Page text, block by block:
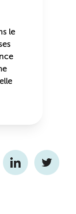
le
LinkedInTwitter